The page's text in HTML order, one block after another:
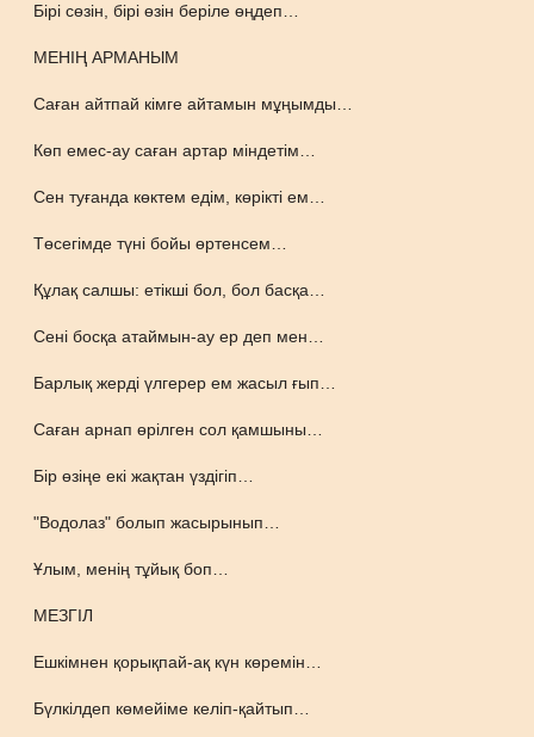
Бірі сөзін, бірі өзін беріле өңдеп…
МЕНІҢ АРМАНЫМ
Саған айтпай кімге айтамын мұңымды…
Көп емес-ау саған артар міндетім…
Сен туғанда көктем едім, көрікті ем…
Төсегімде түні бойы өртенсем…
Құлақ салшы: етікші бол, бол басқа…
Сені босқа атаймын-ау ер деп мен…
Барлық жерді үлгерер ем жасыл ғып…
Саған арнап өрілген сол қамшыны…
Бір өзіңе екі жақтан үздігіп…
"Водолаз" болып жасырынып…
Ұлым, менің тұйық боп…
МЕЗГІЛ
Ешкімнен қорықпай-ақ күн көремін…
Бүлкілдеп көмейіме келіп-қайтып…